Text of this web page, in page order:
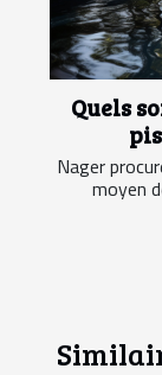
Quels
Nager
moyen